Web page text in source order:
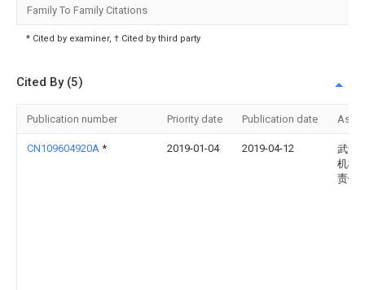
Family To Family Citations
* Cited by examiner, † Cited by third party
Cited By (5)
Publication number Priority date Publication date
CN109604920A * 2019-01-04 2019-04-12
武汉
机械
责任